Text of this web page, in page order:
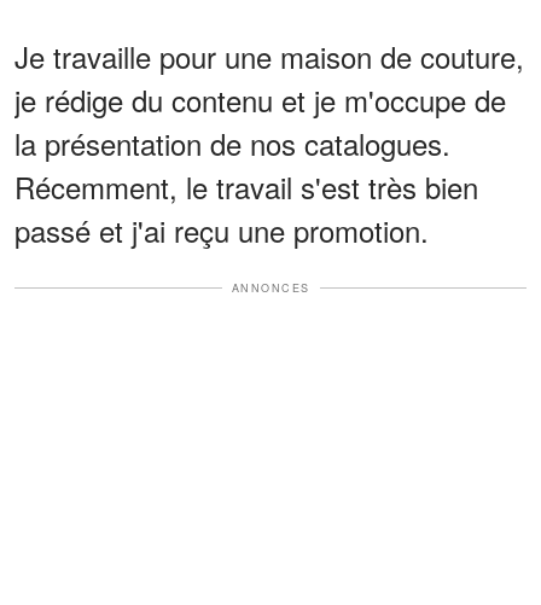
Je travaille pour une maison de couture,
je rédige du contenu et je m'occupe de
la présentation de nos catalogues.
Récemment, le travail s'est très bien
passé et j'ai reçu une promotion.
ANNONCES